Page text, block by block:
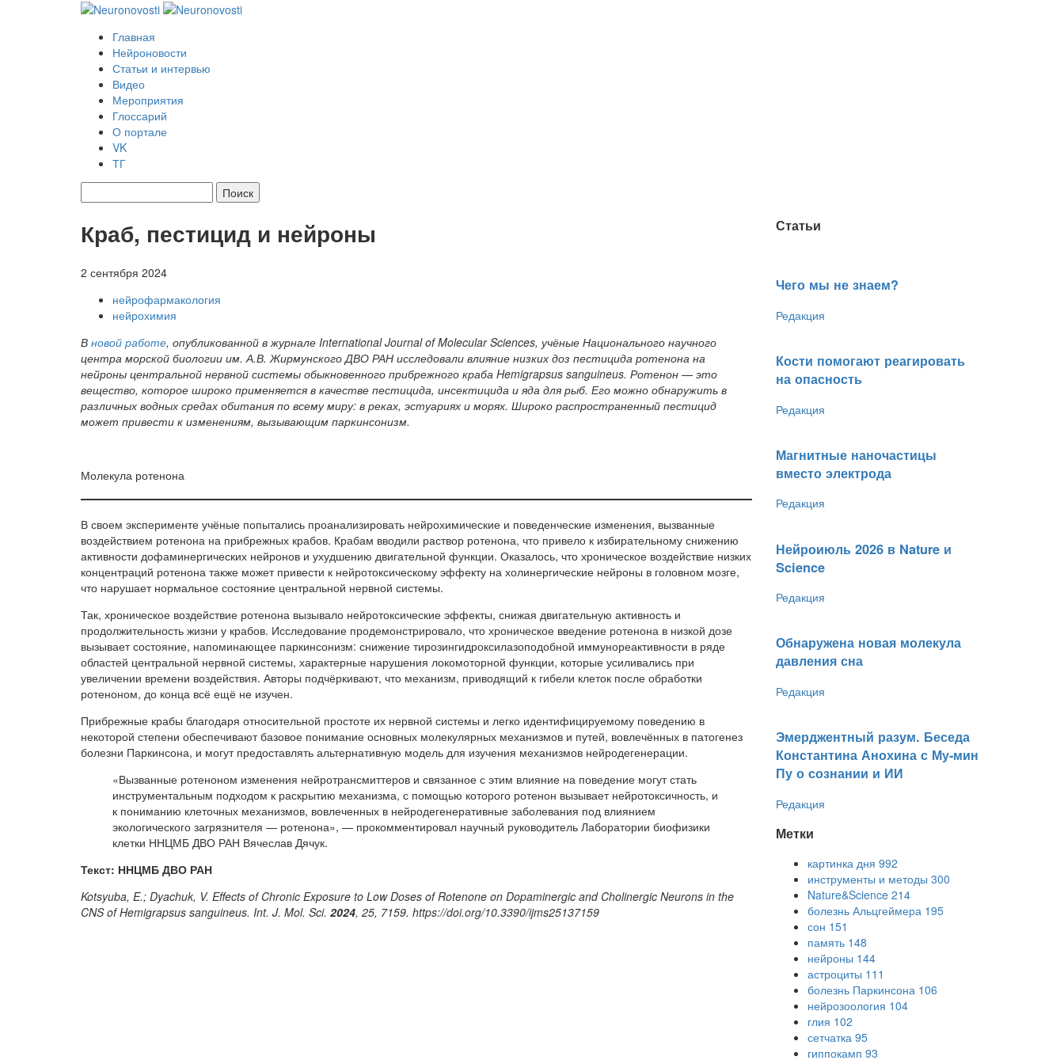
Главная
Нейроновости
Статьи и интервью
Видео
Мероприятия
Глоссарий
О портале
VK
ТГ
Краб, пестицид и нейроны
2 сентября 2024
нейрофармакология
нейрохимия
В новой работе, опубликованной в журнале International Journal of Molecular Sciences, учёные Национального научного
центра морской биологии им. А.В. Жирмунского ДВО РАН исследовали влияние низких доз пестицида ротенона на
нейроны центральной нервной системы обыкновенного прибрежного краба Hemigrapsus sanguineus. Ротенон — это
вещество, которое широко применяется в качестве пестицида, инсектицида и яда для рыб. Его можно обнаружить в
различных водных средах обитания по всему миру: в реках, эстуариях и морях. Широко распространенный пестицид
может привести к изменениям, вызывающим паркинсонизм.
Молекула ротенона
В своем эксперименте учёные попытались проанализировать нейрохимические и поведенческие изменения, вызванные
воздействием ротенона на прибрежных крабов. Крабам вводили раствор ротенона, что привело к избирательному снижению
активности дофаминергических нейронов и ухудшению двигательной функции. Оказалось, что хроническое воздействие низких
концентраций ротенона также может привести к нейротоксическому эффекту на холинергические нейроны в головном мозге,
что нарушает нормальное состояние центральной нервной системы.
Так, хроническое воздействие ротенона вызывало нейротоксические эффекты, снижая двигательную активность и
продолжительность жизни у крабов. Исследование продемонстрировало, что хроническое введение ротенона в низкой дозе
вызывает состояние, напоминающее паркинсонизм: снижение тирозингидроксилазоподобной иммунореактивности в ряде
областей центральной нервной системы, характерные нарушения локомоторной функции, которые усиливались при
увеличении времени воздействия. Авторы подчёркивают, что механизм, приводящий к гибели клеток после обработки
ротеноном, до конца всё ещё не изучен.
Прибрежные крабы благодаря относительной простоте их нервной системы и легко идентифицируемому поведению в
некоторой степени обеспечивают базовое понимание основных молекулярных механизмов и путей, вовлечённых в патогенез
болезни Паркинсона, и могут предоставлять альтернативную модель для изучения механизмов нейродегенерации.
«Вызванные ротеноном изменения нейротрансмиттеров и связанное с этим влияние на поведение могут стать
инструментальным подходом к раскрытию механизма, с помощью которого ротенон вызывает нейротоксичность, и
к пониманию клеточных механизмов, вовлеченных в нейродегенеративные заболевания под влиянием
экологического загрязнителя — ротенона», — прокомментировал научный руководитель Лаборатории биофизики
клетки ННЦМБ ДВО РАН Вячеслав Дячук.
Текст: ННЦМБ ДВО РАН
Kotsyuba, E.; Dyachuk, V. Effects of Chronic Exposure to Low Doses of Rotenone on Dopaminergic and Cholinergic Neurons in the
CNS of Hemigrapsus sanguineus. Int. J. Mol. Sci. 2024, 25, 7159. https://doi.org/10.3390/ijms25137159
Статьи
Чего мы не знаем?
Редакция
Кости помогают реагировать
на опасность
Редакция
Магнитные наночастицы
вместо электрода
Редакция
Нейроиюль 2026 в Nature и
Science
Редакция
Обнаружена новая молекула
давления сна
Редакция
Эмерджентный разум. Беседа
Константина Анохина с Му-мин
Пу о сознании и ИИ
Редакция
Метки
картинка дня 992
инструменты и методы 300
Nature&Science 214
болезнь Альцгеймера 195
сон 151
память 148
нейроны 144
астроциты 111
болезнь Паркинсона 106
нейрозоология 104
глия 102
сетчатка 95
гиппокамп 93